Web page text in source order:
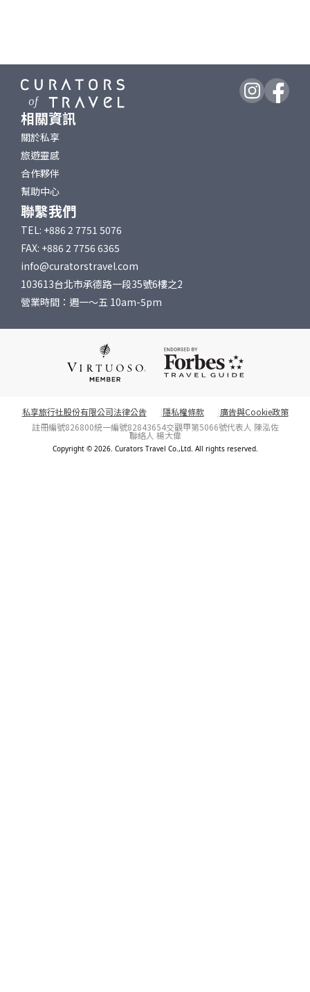
相關資訊
關於私享
旅遊靈感
合作夥伴
幫助中心
聯繫我們
TEL: +886 2 7751 5076
FAX: +886 2 7756 6365
info@curatorstravel.com
103613台北市承德路一段35號6樓之2
營業時間：週一～五 10am-5pm
私享旅行社股份有限公司法律公告 隱私權條款
廣告與Cookie政策
註冊編號826800統一編號82843654交觀甲第5066號代表人 陳泓佐
聯絡人 楊大偉
Copyright © 2026. Curators Travel Co.,Ltd. All rights reserved.